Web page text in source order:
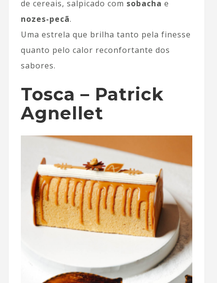
de cereais, salpicado com sobacha e
nozes-pecã.
Uma estrela que brilha tanto pela finesse
quanto pelo calor reconfortante dos
sabores.
Tosca – Patrick
Agnellet